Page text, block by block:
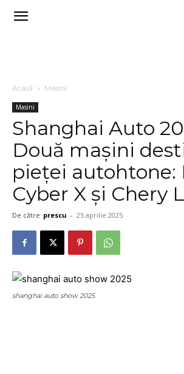
Acasă Masini
Masini
Shanghai Auto
Două mașini
pieței autohtone:
Cyber X și Chery
De către prescu - 25 aprilie 2025
shanghai auto show 2025